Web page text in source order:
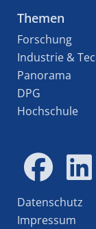
Themen
Forschung
Industrie &
Panorama
DPG
Hochschule
Datenschutz
Impressum